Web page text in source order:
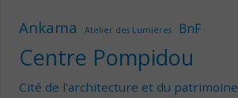
Ankama Atelier des Lumières BnF
Centre Pompidou
Cité de l'architecture et du patrimoine